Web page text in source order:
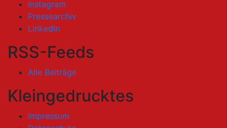
Instagram
Pressearchiv
LinkedIn
RSS-Feeds
Alle Beiträge
Kleingedrucktes
Impressum